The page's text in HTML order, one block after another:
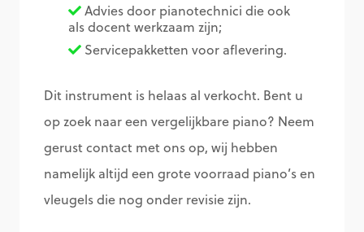
Advies door pianotechnici die ook
als docent werkzaam zijn;
Servicepakketten voor aflevering.
Dit instrument is helaas al verkocht. Bent u
op zoek naar een vergelijkbare piano? Neem
gerust contact met ons op, wij hebben
namelijk altijd een grote voorraad piano’s en
vleugels die nog onder revisie zijn.